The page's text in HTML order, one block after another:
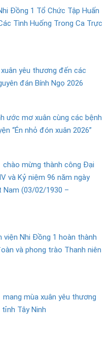
Đồng 1 Tổ Chức Tập Huấn
Tình Huống Trong Ca Trực
yêu thương đến các
đán Bính Ngọ 2026
ước mơ xuân cùng các bệnh
“Én nhỏ đón xuân 2026”
chào mừng thành công Đại
và Kỷ niệm 96 năm ngày
Nam (03/02/1930 –
viện Nhi Đồng 1 hoàn thành
và phong trào Thanh niên
mùa xuân yêu thương
Tây Ninh